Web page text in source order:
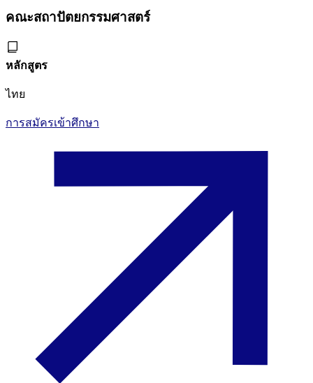
คณะสถาปัตยกรรมศาสตร์
หลักสูตร
ไทย
การสมัครเข้าศึกษา